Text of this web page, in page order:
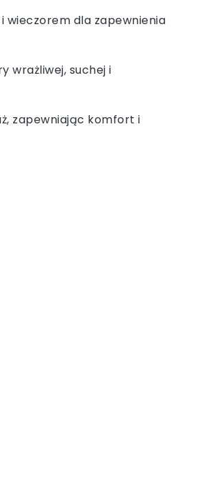
wieczorem dla zapewnienia
wrażliwej, suchej i
zapewniając komfort i